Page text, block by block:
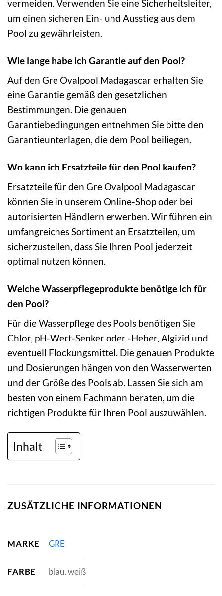
vermeiden. Verwenden Sie eine Sicherheitsleiter,
um einen sicheren Ein- und Ausstieg aus dem
Pool zu gewährleisten.
Wie lange habe ich Garantie auf den Pool?
Auf den Gre Ovalpool Madagascar erhalten Sie
eine Garantie gemäß den gesetzlichen
Bestimmungen. Die genauen
Garantiebedingungen entnehmen Sie bitte den
Garantieunterlagen, die dem Pool beiliegen.
Wo kann ich Ersatzteile für den Pool kaufen?
Ersatzteile für den Gre Ovalpool Madagascar
können Sie in unserem Online-Shop oder bei
autorisierten Händlern erwerben. Wir führen ein
umfangreiches Sortiment an Ersatzteilen, um
sicherzustellen, dass Sie Ihren Pool jederzeit
optimal nutzen können.
Welche Wasserpflegeprodukte benötige ich für
den Pool?
Für die Wasserpflege des Pools benötigen Sie
Chlor, pH-Wert-Senker oder -Heber, Algizid und
eventuell Flockungsmittel. Die genauen Produkte
und Dosierungen hängen von den Wasserwerten
und der Größe des Pools ab. Lassen Sie sich am
besten von einem Fachmann beraten, um die
richtigen Produkte für Ihren Pool auszuwählen.
Inhalt
ZUSÄTZLICHE INFORMATIONEN
MARKE GRE
FARBE blau, weiß